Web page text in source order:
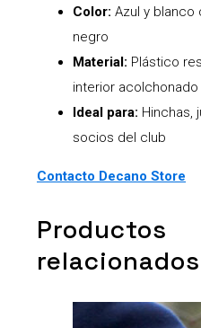
Color: Azul y blanco
negro
Material: Plástico
interior acolchonado
Ideal para: Hinchas,
socios del club
Contacto Decano Store
Productos
relacionados